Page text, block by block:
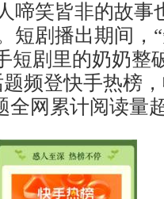
啼笑皆非的故事
短剧播出期间，
短剧里的奶奶整
频登快手热榜
全网累计阅读量